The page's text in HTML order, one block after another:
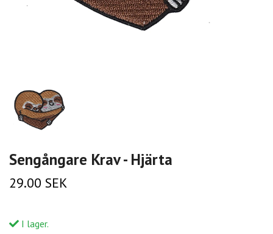
Sengångare Krav - Hjärta
29.00 SEK
I lager.